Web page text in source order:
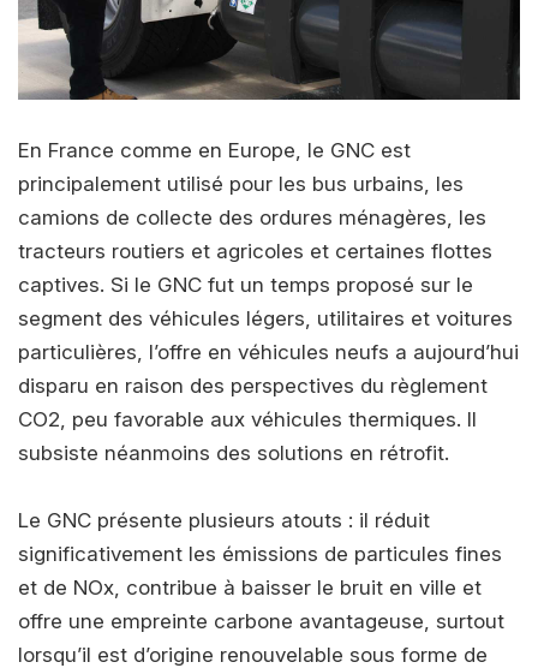
En France comme en Europe, le GNC est
principalement utilisé pour les bus urbains, les
camions de collecte des ordures ménagères, les
tracteurs routiers et agricoles et certaines flottes
captives. Si le GNC fut un temps proposé sur le
segment des véhicules légers, utilitaires et voitures
particulières, l’offre en véhicules neufs a aujourd’hui
disparu en raison des perspectives du règlement
CO2, peu favorable aux véhicules thermiques. Il
subsiste néanmoins des solutions en rétrofit.
Le GNC présente plusieurs atouts : il réduit
significativement les émissions de particules fines
et de NOx, contribue à baisser le bruit en ville et
offre une empreinte carbone avantageuse, surtout
lorsqu’il est d’origine renouvelable sous forme de